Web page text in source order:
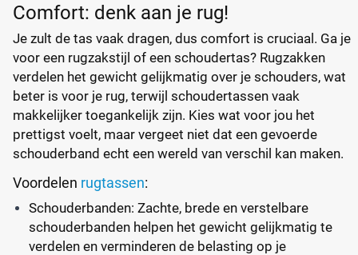
Comfort: denk aan je rug!
Je zult de tas vaak dragen, dus comfort is cruciaal. Ga je
voor een rugzakstijl of een schoudertas? Rugzakken
verdelen het gewicht gelijkmatig over je schouders, wat
beter is voor je rug, terwijl schoudertassen vaak
makkelijker toegankelijk zijn. Kies wat voor jou het
prettigst voelt, maar vergeet niet dat een gevoerde
schouderband echt een wereld van verschil kan maken.
Voordelen rugtassen:
Schouderbanden: Zachte, brede en verstelbare
schouderbanden helpen het gewicht gelijkmatig te
verdelen en verminderen de belasting op je